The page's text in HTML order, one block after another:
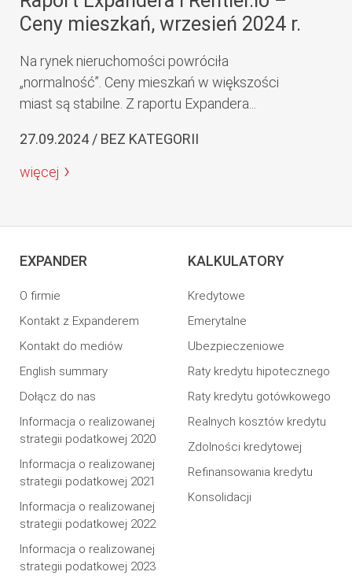
Ceny mieszkań, wrzesień 2024 r.
Na rynek nieruchomości powróciła
„normalność”. Ceny mieszkań w większości
miast są stabilne. Z raportu Expandera...
27.09.2024 / BEZ KATEGORII
więcej
EXPANDER
O firmie
Kontakt z Expanderem
Kontakt do mediów
English summary
Dołącz do nas
Informacja o realizowanej
strategii podatkowej 2020
Informacja o realizowanej
strategii podatkowej 2021
Informacja o realizowanej
strategii podatkowej 2022
Informacja o realizowanej
strategii podatkowej 2023
KALKULATORY
Kredytowe
Emerytalne
Ubezpieczeniowe
Raty kredytu hipotecznego
Raty kredytu gotówkowego
Realnych kosztów kredytu
Zdolności kredytowej
Refinansowania kredytu
Konsolidacji